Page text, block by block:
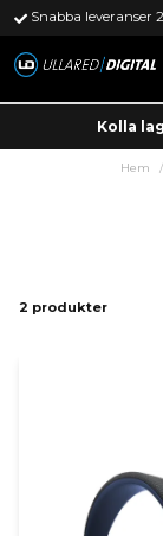
Snabba leveranser
Kolla
Hem
2 produkter